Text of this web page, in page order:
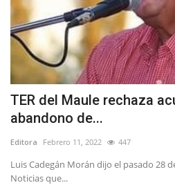
Tribunales
Deporte
Política
Espectáculos
TER del Maule rechaza
abandono de...
Editora Febrero 11, 2022 447
Luis Cadegán Morán dijo el pasado 28
Noticias que...